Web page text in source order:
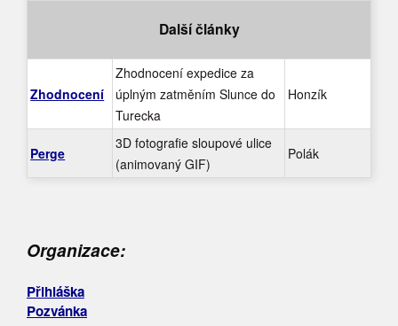
Další články
Zhodnocení
Zhodnocení expedice za
úplným zatměním Slunce do
Turecka
Honzík
Perge
3D fotografie sloupové ulice
(animovaný GIF)
Polák
Organizace:
Přihláška
Pozvánka